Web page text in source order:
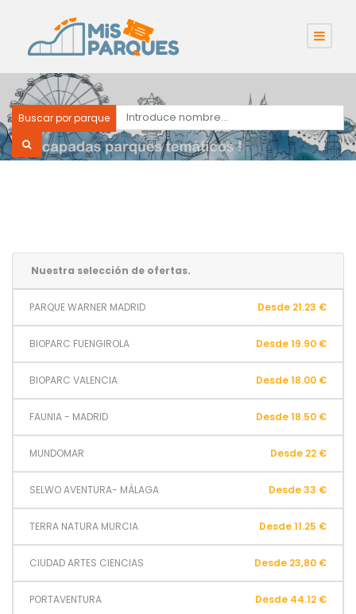
Buscar por parque
Nuestra selección de ofertas.
PARQUE WARNER MADRID Desde 21.23 €
BIOPARC FUENGIROLA Desde 19.90 €
BIOPARC VALENCIA Desde 18.00 €
FAUNIA - MADRID Desde 18.50 €
MUNDOMAR Desde 22 €
SELWO AVENTURA- MÁLAGA Desde 33 €
TERRA NATURA MURCIA Desde 11.25 €
CIUDAD ARTES CIENCIAS Desde 23,80 €
PORTAVENTURA Desde 44.12 €